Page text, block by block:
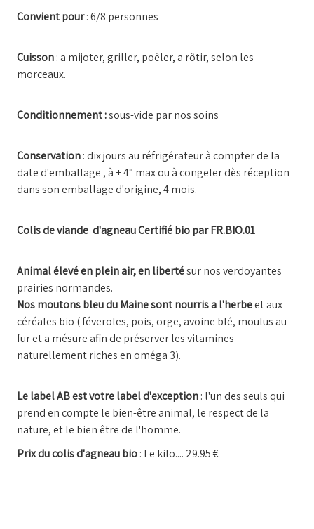
Convient pour: 6/8 personnes
Cuisson: a mijoter, griller, poêler, a rôtir, selon les
morceaux.
Conditionnement :sous-vide par nos soins
Conservation: dix jours au réfrigérateur à compter de la
date d'emballage , à + 4° max ou à congeler dès réception
dans son emballage d'origine, 4 mois.
Colis de viande d'agneau Certifié bio par FR.BIO.01
Animal élevé en plein air, en libertésur nos verdoyantes
prairies normandes.
Nos moutons bleu du Maine sont nourris a l'herbeet aux
céréales bio ( féveroles, pois, orge, avoine blé, moulus au
fur et a mésure afin de préserver les vitamines
naturellement riches en oméga 3).
Le label AB est votre label d'exception: l'un des seuls qui
prend en compte le bien-être animal, le respect de la
nature, et le bien être de l'homme.
Prix du colis d'agneau bio: Le kilo.... 29.95 €